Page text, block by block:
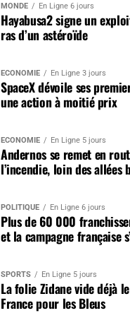
MONDE En Ligne 6 jours
Hayabusa2 signe un
ras d’un astéroïde
ÉCONOMIE En Ligne 3 jours
SpaceX dévoile ses
une action à moitié prix
ÉCONOMIE En Ligne 5 jours
Andernos se remet en
l’incendie, loin des allées
POLITIQUE En Ligne 6 jours
Plus de 60 000
et la campagne française
SPORTS En Ligne 5 jours
La folie Zidane vide déjà
France pour les Bleus